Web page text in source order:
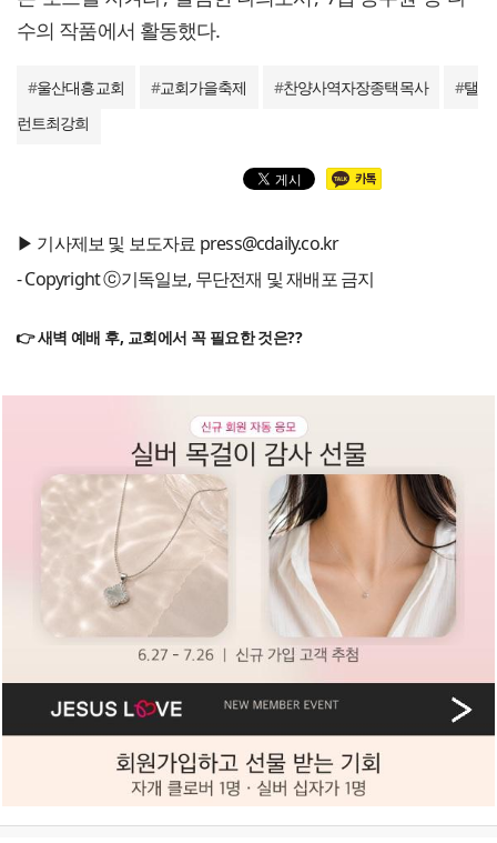
수의 작품에서 활동했다.
#울산대흥교회 #교회가을축제 #찬양사역자장종택목사 #탤
런트최강희
▶ 기사제보 및 보도자료 press@cdaily.co.kr
- Copyright ⓒ기독일보, 무단전재 및 재배포 금지
👉 새벽 예배 후, 교회에서 꼭 필요한 것은??